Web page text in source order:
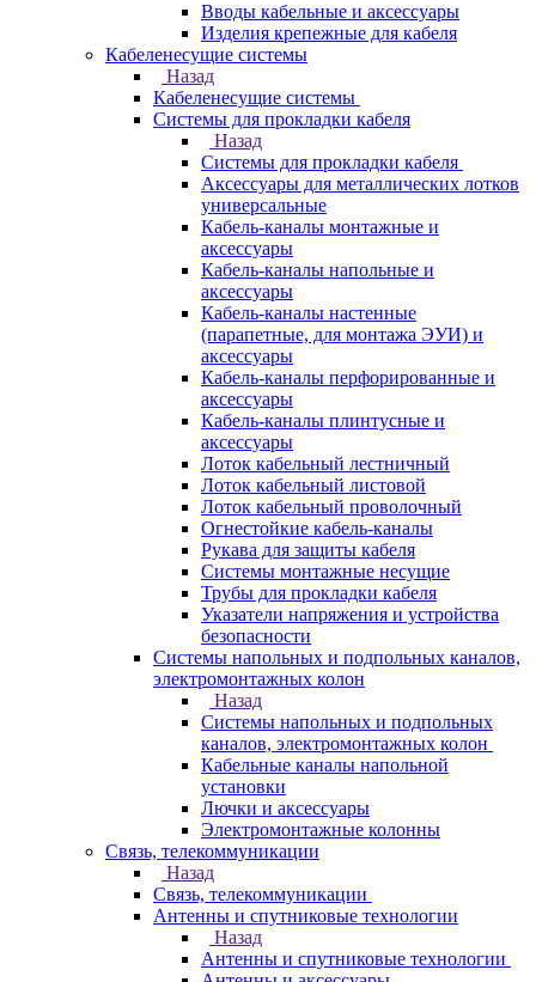
Вводы кабельные и аксессуары
Изделия крепежные для кабеля
Кабеленесущие системы
Назад
Кабеленесущие системы
Системы для прокладки кабеля
Назад
Системы для прокладки кабеля
Аксессуары для металлических лотков
универсальные
Кабель-каналы монтажные и
аксессуары
Кабель-каналы напольные и
аксессуары
Кабель-каналы настенные
(парапетные, для монтажа ЭУИ) и
аксессуары
Кабель-каналы перфорированные и
аксессуары
Кабель-каналы плинтусные и
аксессуары
Лоток кабельный лестничный
Лоток кабельный листовой
Лоток кабельный проволочный
Огнестойкие кабель-каналы
Рукава для защиты кабеля
Системы монтажные несущие
Трубы для прокладки кабеля
Указатели напряжения и устройства
безопасности
Системы напольных и подпольных каналов,
электромонтажных колон
Назад
Системы напольных и подпольных
каналов, электромонтажных колон
Кабельные каналы напольной
установки
Лючки и аксессуары
Электромонтажные колонны
Связь, телекоммуникации
Назад
Связь, телекоммуникации
Антенны и спутниковые технологии
Назад
Антенны и спутниковые технологии